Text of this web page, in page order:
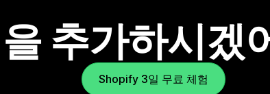
추가하시겠
Shopify 3일 무료 체험